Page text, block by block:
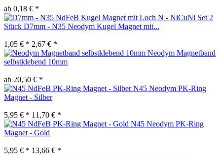
ab 0,18 € *
Set 2
Stück D7mm - N35 Neodym Kugel Magnet mit...
1,05 € * 2,67 € *
Neodym Magnetband
selbstklebend 10mm
ab 20,50 € *
N45 Neodym PK-Ring
Magnet - Silber
5,95 € * 11,70 € *
N45 Neodym PK-Ring
Magnet - Gold
5,95 € * 13,66 € *